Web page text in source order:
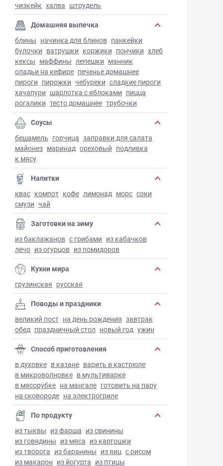
чизкейк халва штрудель
Домашняя выпечка
блины начинка для блинов панкейки
булочки ватрушки коржики пончики хлеб
кексы маффины лепешки манник
оладьи на кефире печенье домашнее
пироги пирожки чебуреки сладкие пироги
хачапури шарлотка с яблоками пицца
рогалики тесто домашнее трубочки
Соусы
бешамель горчица заправки для салата
майонез маринад ореховый подливка
к мясу
Напитки
квас компот кофе лимонад морс соки
смузи чай
Заготовки на зиму
из баклажанов с грибами из кабачков
лечо из огурцов из помидоров
Кухни мира
грузинская русская
Поводы и праздники
великий пост на день рождения завтрак
обед праздничный стол новый год ужин
Способ приготовления
в духовке в казане варить в кастрюле
в микроволновке в мультиварке
в мясорубке на мангале готовить на пару
на сковороде на электрогриле
По продукту
из тыквы из фарша из свинины
из говядины из мяса из картошки
из творога из баранины из яиц с рисом
из макарон из йогурта из птицы